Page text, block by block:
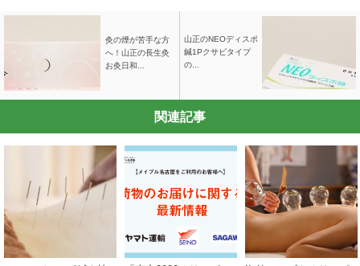
灸の煙が苦手な方
へ！山正の長生灸
お灸日和...
山正のNEOディスポ
鍼1Pクサビタイプ
の...
関連記事